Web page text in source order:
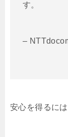
す。
–
安心を得るに